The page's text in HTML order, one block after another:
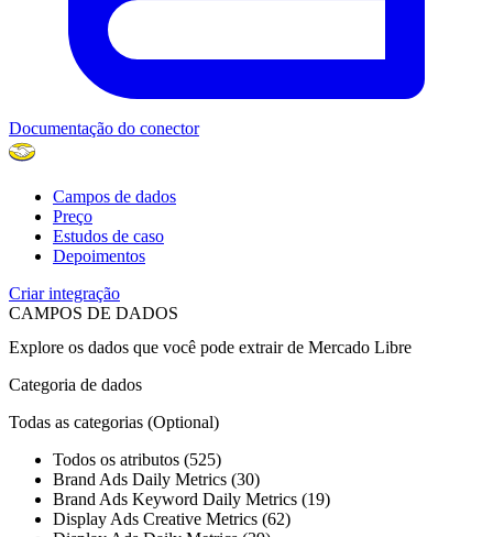
Documentação do conector
Campos de dados
Preço
Estudos de caso
Depoimentos
Criar integração
CAMPOS DE DADOS
Explore os dados que você pode extrair de Mercado Libre
Categoria de dados
Todas as categorias (Optional)
Todos os atributos (525)
Brand Ads Daily Metrics (30)
Brand Ads Keyword Daily Metrics (19)
Display Ads Creative Metrics (62)